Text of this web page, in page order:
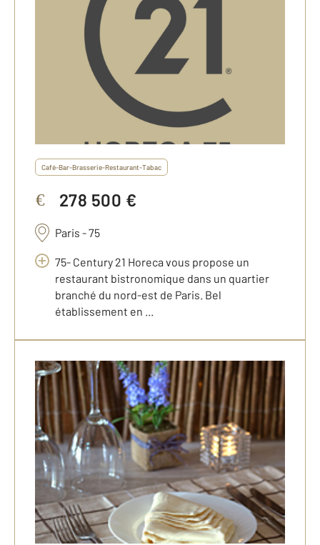
Café-Bar-Brasserie-Restaurant-Tabac
€ 278 500 €
Paris - 75
75- Century 21 Horeca vous propose un
restaurant bistronomique dans un quartier
branché du nord-est de Paris. Bel
établissement en ...